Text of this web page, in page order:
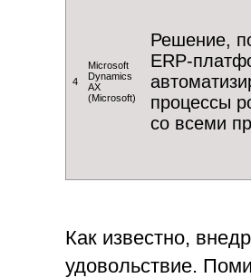
4
Microsoft
Dynamics
AX
(Microsoft)
Решение,
ERP-
процессы
со всеми
Как известно,
удовольствие.